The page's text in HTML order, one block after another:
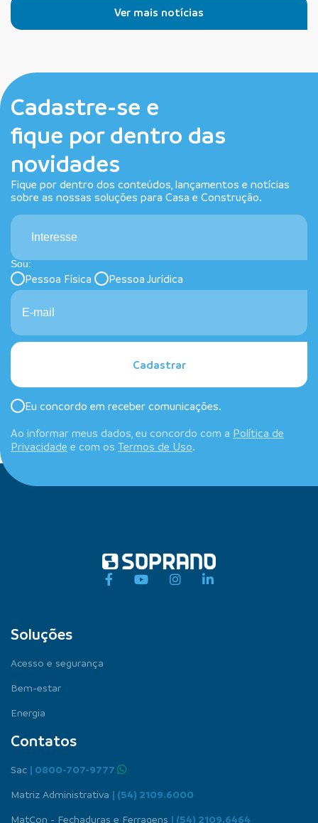
Ver mais notícias
Cadastre-se e
fique por dentro das
novidades
Fique por dentro dos conteúdos, lançamentos e notícias
sobre as nossas soluções para Casa e Construção.
Interesse
Sou:
Pessoa Física Pessoa Jurídica
Cadastrar
Eu concordo em receber comunicações.
Ao informar meus dados, eu concordo com a Política de
Privacidade e com os Termos de Uso.
Soluções
Acesso e segurança
Bem-estar
Energia
Contatos
Sac | 0800-707-9777
Matriz Administrativa | (54) 2109.6000
MatCon - Fechaduras e Ferragens | (54) 2109.6464